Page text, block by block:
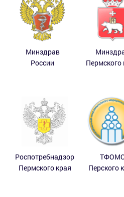
Минздрав
России
Пермского
Роспотребнадзор
Пермского края
Перского